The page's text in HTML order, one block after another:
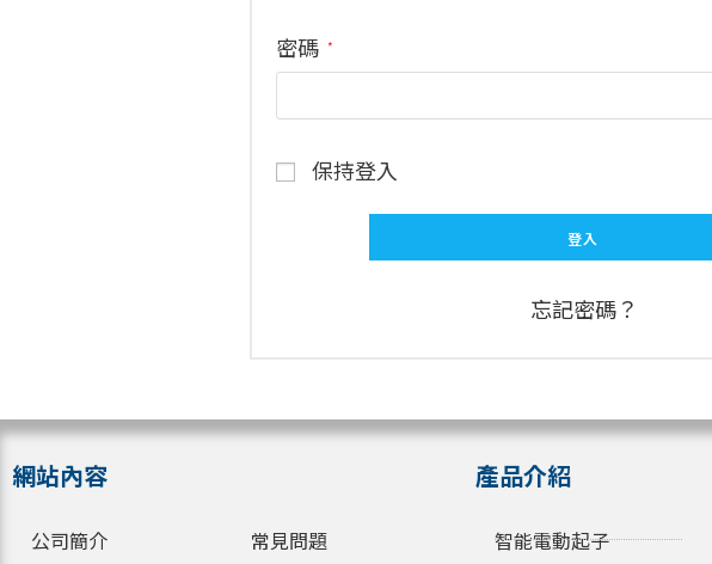
密碼 *
保持登入
登入
忘記密碼？
網站內容
公司簡介
常見問題
產品介紹
智能電動起子